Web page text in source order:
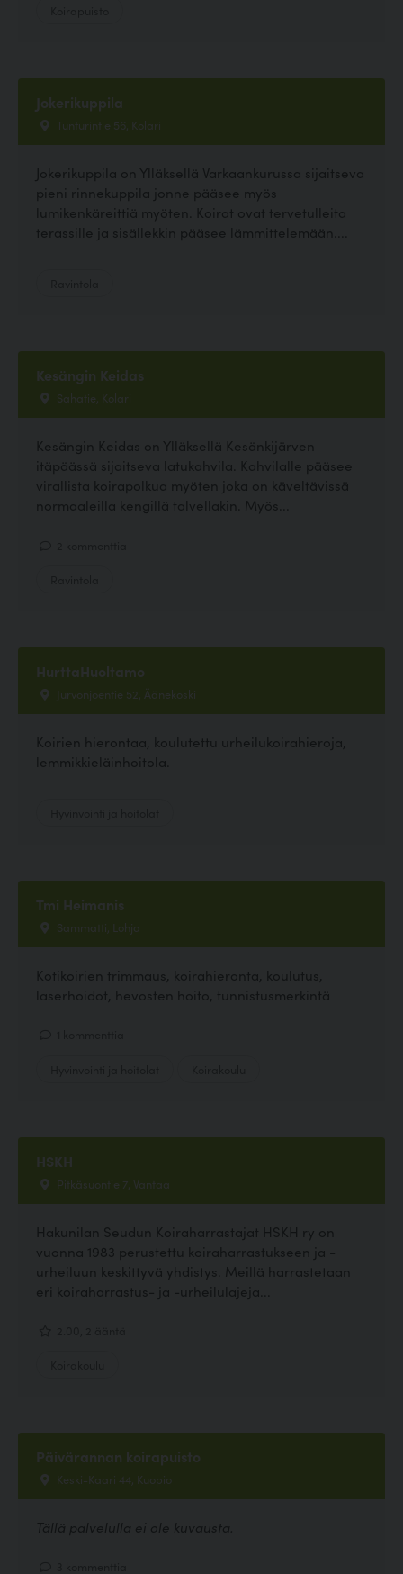
Jokerikuppila
Tunturintie 56, Kolari
Jokerikuppila on Ylläksellä Varkaankurussa sijaitseva
pieni rinnekuppila jonne pääsee myös
lumikenkäreittiä myöten. Koirat ovat tervetulleita
terassille ja sisällekkin pääsee lämmittelemään....
Kesängin Keidas
Sahatie, Kolari
Kesängin Keidas on Ylläksellä Kesänkijärven
itäpäässä sijaitseva latukahvila. Kahvilalle pääsee
virallista koirapolkua myöten joka on käveltävissä
normaaleilla kengillä talvellakin. Myös...
HurttaHuoltamo
Jurvonjoentie 52, Äänekoski
Koirien hierontaa, koulutettu urheilukoirahieroja,
lemmikkieläinhoitola.
Tmi Heimanis
Sammatti, Lohja
Kotikoirien trimmaus, koirahieronta, koulutus,
laserhoidot, hevosten hoito, tunnistusmerkintä
HSKH
Pitkäsuontie 7, Vantaa
Hakunilan Seudun Koiraharrastajat HSKH ry on
vuonna 1983 perustettu koiraharrastukseen ja -
urheiluun keskittyvä yhdistys. Meillä harrastetaan
eri koiraharrastus- ja -urheilulajeja...
Päivärannan koirapuisto
Keski-Kaari 44, Kuopio
Tällä palvelulla ei ole kuvausta.